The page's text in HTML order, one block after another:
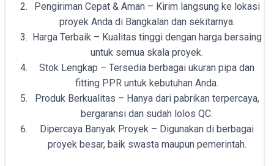
Pengiriman Cepat & Aman – Kirim langsung ke lokasi
proyek Anda di Bangkalan dan sekitarnya.
Harga Terbaik – Kualitas tinggi dengan harga bersaing
untuk semua skala proyek.
Stok Lengkap – Tersedia berbagai ukuran pipa dan
fitting PPR untuk kebutuhan Anda.
Produk Berkualitas – Hanya dari pabrikan terpercaya,
bergaransi dan sudah lolos QC.
Dipercaya Banyak Proyek – Digunakan di berbagai
proyek besar, baik swasta maupun pemerintah.